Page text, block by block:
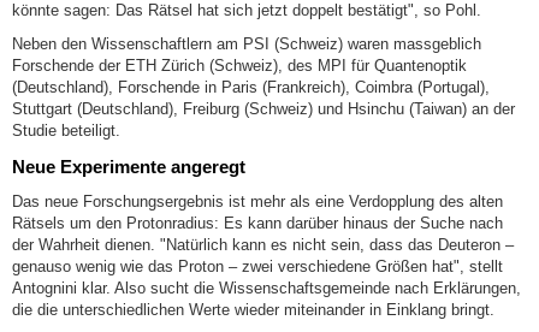
könnte sagen: Das Rätsel hat sich jetzt doppelt bestätigt", so Pohl.
Neben den Wissenschaftlern am PSI (Schweiz) waren massgeblich
Forschende der ETH Zürich (Schweiz), des MPI für Quantenoptik
(Deutschland), Forschende in Paris (Frankreich), Coimbra (Portugal),
Stuttgart (Deutschland), Freiburg (Schweiz) und Hsinchu (Taiwan) an der
Studie beteiligt.
Neue Experimente angeregt
Das neue Forschungsergebnis ist mehr als eine Verdopplung des alten
Rätsels um den Protonradius: Es kann darüber hinaus der Suche nach
der Wahrheit dienen. "Natürlich kann es nicht sein, dass das Deuteron –
genauso wenig wie das Proton – zwei verschiedene Größen hat", stellt
Antognini klar. Also sucht die Wissenschaftsgemeinde nach Erklärungen,
die die unterschiedlichen Werte wieder miteinander in Einklang bringt.